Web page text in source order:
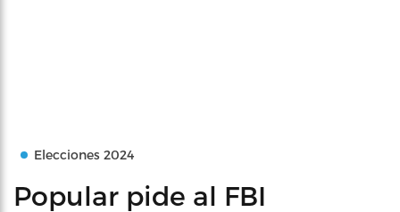
Elecciones 2024
Popular pide al FBI